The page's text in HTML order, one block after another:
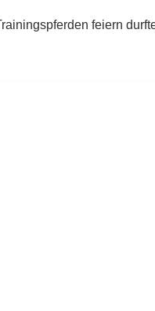
feiern